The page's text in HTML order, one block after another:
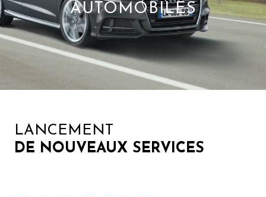
AUTOMOBILES
LANCEMENT
DE NOUVEAUX SERVICES